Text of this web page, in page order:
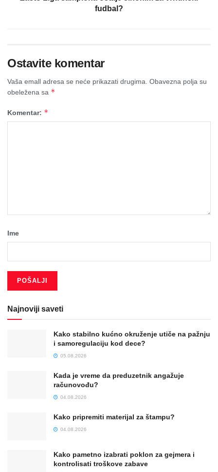
fudbal?
Ostavite komentar
Vaša emall adresa se neće prikazati drugima. Obavezna polja su
obeležena sa *
Komentar: *
Ime
Najnoviji saveti
Kako stabilno kućno okruženje utiče na pažnju
i samoregulaciju kod dece?
05.08.2026
Kada je vreme da preduzetnik angažuje
računovođu?
04.08.2026
Kako pripremiti materijal za štampu?
04.08.2026
Kako pametno izabrati poklon za gejmera i
kontrolisati troškove zabave